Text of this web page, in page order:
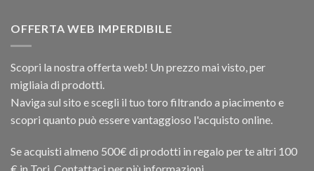
OFFERTA WEB IMPERDIBILE
Scopri la nostra offerta web! Un prezzo mai visto, per
migliaia di prodotti.
Naviga sul sito e scegli il tuo toro filtrando a piacimento e
scopri quanto può essere vantaggioso l'acquisto online.
Se acquisti almeno 500€ di prodotti in regalo per te altri 100